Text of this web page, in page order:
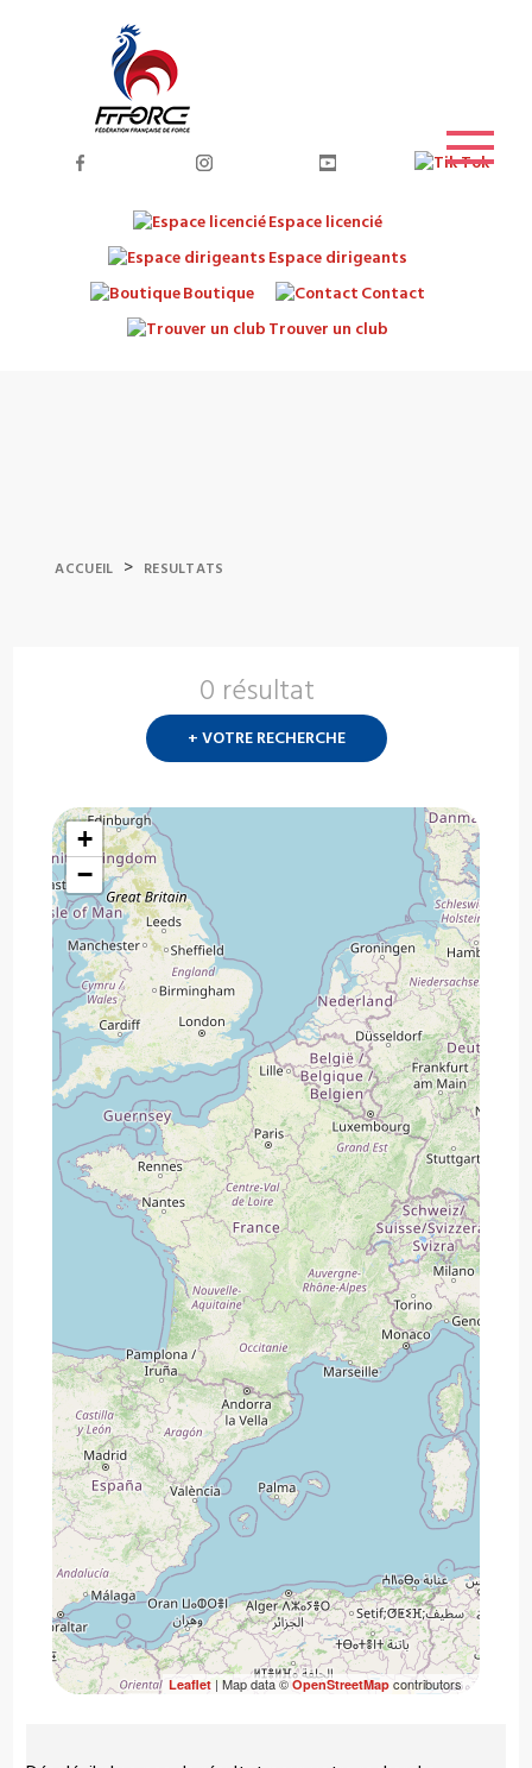
Espace licencié
Espace dirigeants
Boutique
Contact
Trouver un club
ACCUEIL > RESULTATS
0 résultat
+ VOTRE RECHERCHE
+
−
Leaflet| Map data ©OpenStreetMapcontributors